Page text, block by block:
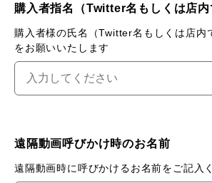
購入者指名（Twitter名もしくは店内
購入者様の氏名（Twitter名もしくは店内
をお願いいたします
遠隔動画呼びかけ時のお名前
遠隔動画時に呼びかけるお名前をご記入